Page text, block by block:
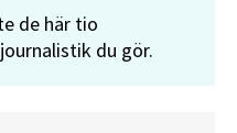
de här tio
du gör.